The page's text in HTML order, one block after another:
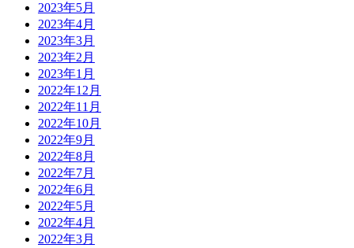
2023年5月
2023年4月
2023年3月
2023年2月
2023年1月
2022年12月
2022年11月
2022年10月
2022年9月
2022年8月
2022年7月
2022年6月
2022年5月
2022年4月
2022年3月